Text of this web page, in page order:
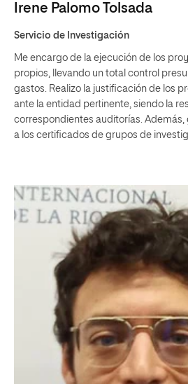
Irene Palomo Tolsada
Servicio de Investigación
Me encargo de la ejecución de los
propios, llevando un total control
gastos. Realizo la justificación de los
ante la entidad pertinente, siendo la
correspondientes auditorías. Además,
a los certificados de grupos de